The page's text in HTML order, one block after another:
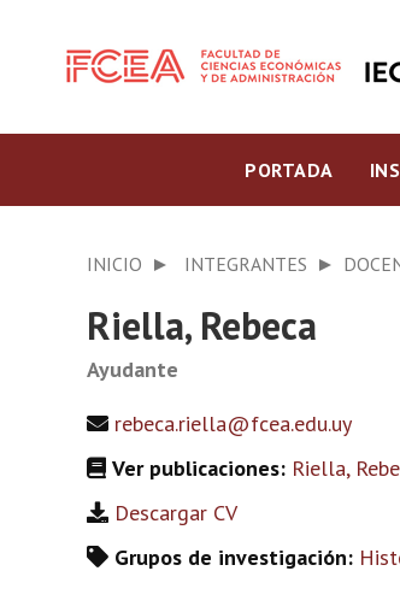
PORTADA
INICIO INTEGRANTES
Riella, Rebeca
Ayudante
rebeca.riella@fcea.edu.uy
Ver publicaciones: Riella,
Descargar CV
Grupos de investigación: